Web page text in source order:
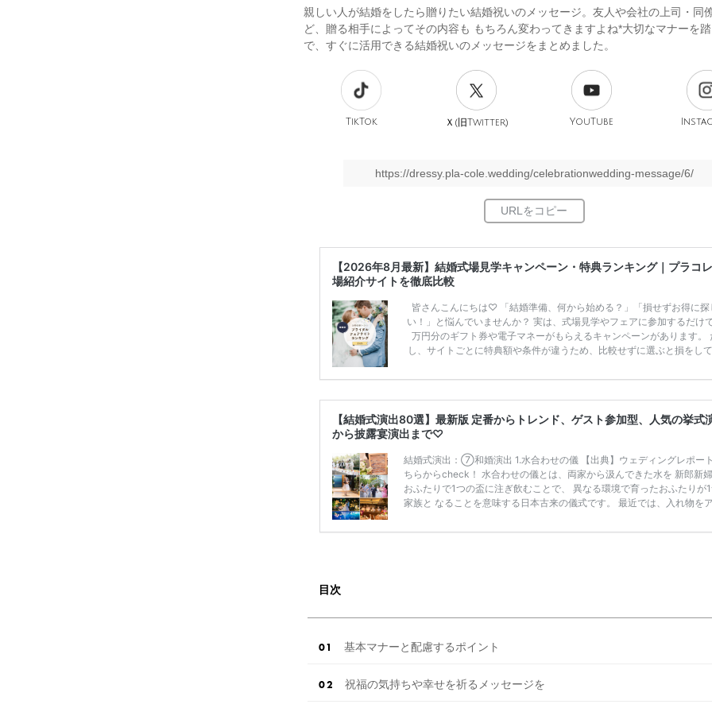
親しい人が結婚をしたら贈りたい結婚祝いのメッセージ。友人や会社の上司・同
ど、贈る相手によってその内容も もちろん変わってきますよね*大切なマナーを
で、すぐに活用できる結婚祝いのメッセージをまとめました。
TikTok Ｘ(旧Twitter) YouTube
https://dressy.pla-cole.wedding/celebrationwedding-message/6/
【2026年8月最新】結婚式場見学キャンペーン・特典ランキング｜プラコ
場紹介サイトを徹底比較
皆さんこんにちは♡ 「結婚準備、何から始める？」「損せずお得に探
い！」と悩んでいませんか？ 実は、式場見学やフェアに参加するだけ
万円分のギフト券や電子マネーがもらえるキャンペーンがあります。
し、サイトごとに特典額や条件が違うため、比較せずに選ぶと損をし
ンペーン特典ランキングを公開！ 比較サイト：プラコレ、ゼクシィ、
補を絞れる「ウェディング診断」か、体験型 […]続きを読む
【結婚式演出80選】最新版 定番からトレンド、ゲスト参加型、人気の挙式
から披露宴演出まで♡
結婚式演出：⑦和婚演出 1.水合わせの儀 【出典】ウェディングレポー
ちらからcheck！ 水合わせの儀とは、両家から汲んできた水を 新郎新
おふたりで1つの盃に注ぎ飲むことで、 異なる環境で育ったおふたりが
家族と なることを意味する日本古来の儀式です。 最近では、入れ物を
ウェディングレポートはこちらからcheck！ 披露宴のお色直しで和装
目次
基本マナーと配慮するポイント
祝福の気持ちや幸せを祈るメッセージを